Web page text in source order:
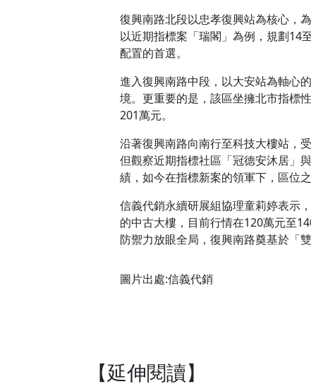
復興南路北段以忠孝復興站為核心，
以近期指標案「瑞閣」為例，規劃14
配置的首選。
進入復興南路中段，以大安站為軸心
境。更重要的是，該區坐擁北市指標
201萬元。
沿著復興南路向南行至科技大樓站，
但觀察近期指標社區「冠德安沐居」與
績，如今在指標新案的領軍下，區位
信義代銷永續研展組協理童莉婷表示
的中古大樓，目前行情在120萬元至
防禦力放眼全局，復興南路奠基於「雙
圖片出處:信義代銷
【延伸閱讀】